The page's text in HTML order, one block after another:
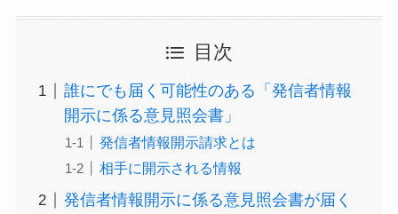
目次
誰にでも届く可能性のある「発信者情報
開示に係る意見照会書」
発信者情報開示請求とは
相手に開示される情報
発信者情報開示に係る意見照会書が届く